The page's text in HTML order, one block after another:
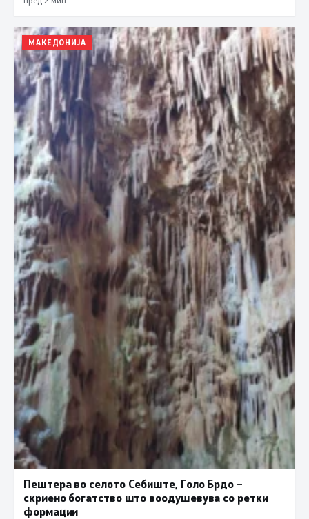
МАКЕДОНИЈА
Пештера во селото Себиште, Голо Брдо –
скриено богатство што воодушевува со ретки
формации